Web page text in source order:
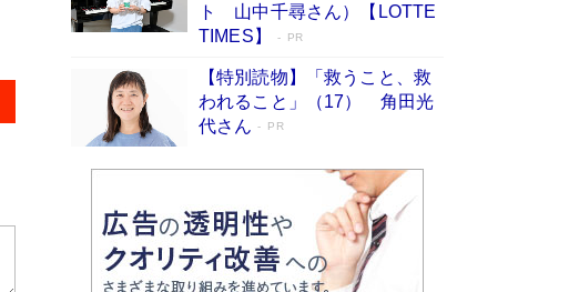
「『火垂るの墓』は、大嘘である」原作者が抱き
続けた“自責の念”とは…「自己憐憫は描きたくな
い」監督が徹底的にこだわったこと（後編） #
戦争の記憶
Book Bang
美輪明宏 晩年の回答を集めた『ほほえんで生き
るための人生相談』がランクイン［エンターテイ
メントベストセラー］
Book Bang
「宇宙兄弟」最終46巻がベストセラー1位 宇宙
開発への関心を押し上げた18年の物語に幕 特装
版には「宇宙で描かれたマンガ」も収録
Book Bang
ト 山中千尋さん）【LOTTE
TIMES】
PR
【特別読物】「救うこと、救
われること」（17） 角田光
代さん
PR